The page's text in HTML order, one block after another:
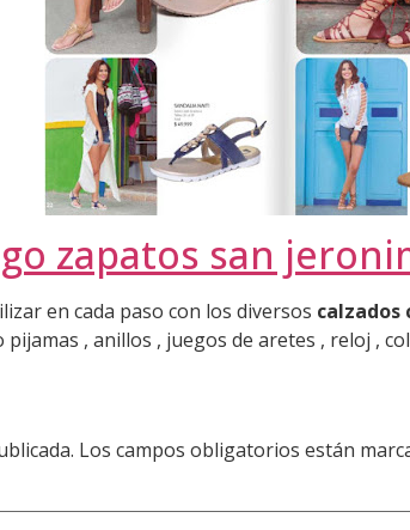
zapatos san
en cada paso con los diversos
, anillos , juegos de aretes , reloj ,
Los campos obligatorios están